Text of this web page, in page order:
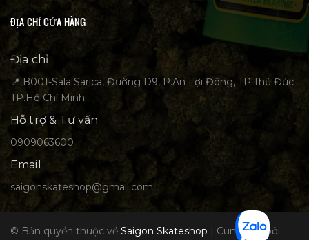
ĐỊA CHỈ CỬA HÀNG
Địa chỉ
📍 B001-Sala Sarica, Đường D9, P.An Lợi Đông, TP.Thủ Đức
TP.Hồ Chí Minh
Hỗ trợ & Tư vấn
0909063600
Email
saigonskateshop@gmail.com
© Bản quyền thuộc về Saigon Skateshop | Cung cấp bởi